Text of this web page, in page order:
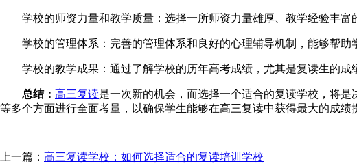
学校的师资力量和教学质量：选择一所师资力量雄厚、教学经验丰富
学校的管理体系：完善的管理体系和良好的心理辅导机制，能够帮助
学校的教学成果：通过了解学校的历年高考成绩，尤其是复读生的成
总结： 高三复读是一次新的机会，而选择一个适合的复读学校，将
等多个方面进行全面考量，以确保学生能够在高三复读中获得最大的成绩
上一篇： 高三复读学校：如何选择适合的复读培训学校